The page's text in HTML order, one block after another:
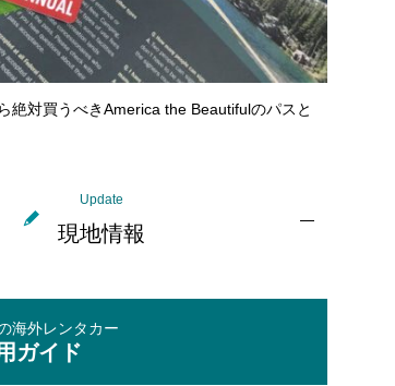
絶対買うべきAmerica the Beautifulのパスと
Update
現地情報
海外レンタカー
ガイド